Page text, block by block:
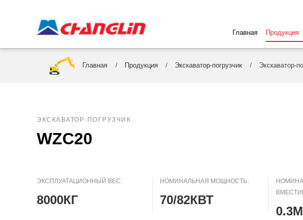
Главная Продукция
Главная Продукция Экскаватор-погрузчик Экскаватор-
ЭКСКАВАТОР-ПОГРУЗЧИК
WZC20
ЭКСПЛУАТАЦИОННЫЙ ВЕС:
8000КГ
НОМИНАЛЬНАЯ МОЩНОСТЬ:
70/82КВТ